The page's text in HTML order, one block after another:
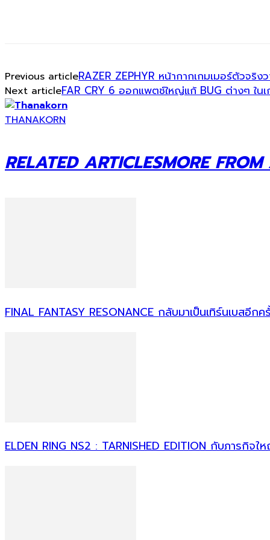
Previous articleRAZER ZEPHYR หน้ากากเกมเมอร์ตัวจริง
Next articleFAR CRY 6 ออกแพตช์ใหญ่แก้ BUG ต่างๆ ใน
THANAKORN
RELATED ARTICLESMORE
FINAL FANTASY RESONANCE กลับมาเป็นเทิร์นเบสอี
ELDEN RING NS2 : TARNISHED EDITION กับภารกิจ